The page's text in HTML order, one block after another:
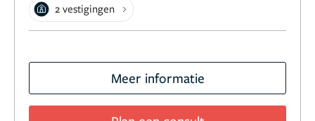
2 vestigingen
Meer informatie